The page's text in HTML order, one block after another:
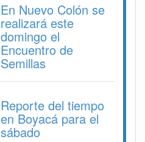
En Nuevo Colón se
realizará este
domingo el
Encuentro de
Semillas
Reporte del tiempo
en Boyacá para el
sábado